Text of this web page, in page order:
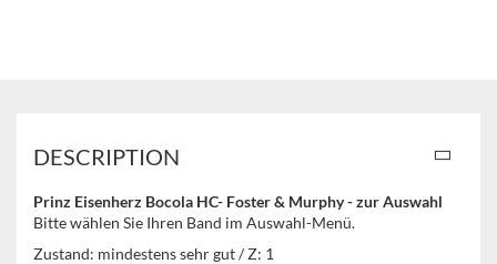
DESCRIPTION
Prinz Eisenherz Bocola HC- Foster & Murphy - zur Auswahl
Bitte wählen Sie Ihren Band im Auswahl-Menü.
Zustand: mindestens sehr gut / Z: 1